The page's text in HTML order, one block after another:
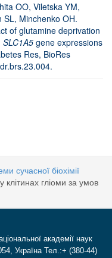
OO, Viletska YM,
SL, Minchenko OH.
of glutamine deprivation
SLC1A5 gene expressions
Res, BioRes
ряду як
в репаративних
сучасної біохімії
клітинах гліоми за умов
академії наук
Україна Тел.:+ (380-44)